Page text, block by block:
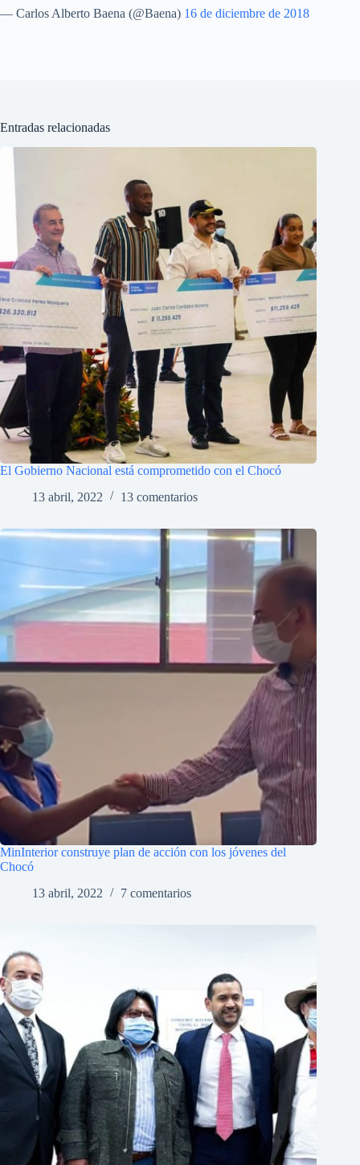
— Carlos Alberto Baena (@Baena) 16 de diciembre de 2018
Entradas relacionadas
El Gobierno Nacional está comprometido con el Chocó
13 abril, 2022
13 comentarios
MinInterior construye plan de acción con los jóvenes del
Chocó
13 abril, 2022
7 comentarios